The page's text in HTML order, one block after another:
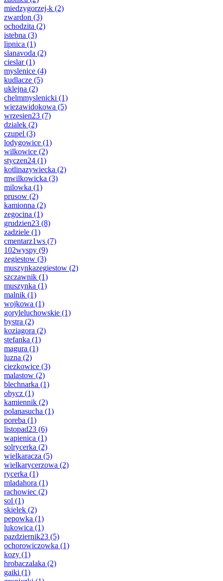
miedzygorzej-k (2)
zwardon (3)
ochodzita (2)
istebna (3)
lipnica (1)
slanavoda (2)
cieslar(1)
myslenice (4)
kudlacze (5)
uklejna (2)
chelmmyslenicki (1)
wiezawidokowa (5)
wrzesien23 (7)
dzialek (2)
czupel (3)
lodygowice (1)
wilkowice (2)
styczen24 (1)
kotlinazywiecka (2)
mwilkowicka (3)
milowka (1)
prusow (2)
kamionna (2)
zegocina (1)
grudzien23 (8)
zadziele (1)
cmentarz1ws (7)
102wyspy (9)
zegiestow (3)
muszynkazegiestow (2)
szczawnik (1)
muszynka (1)
malnik (1)
wojkowa (1)
goryleluchowskie (1)
bystra (2)
koziagora (2)
stefanka (1)
magura (1)
luzna (2)
ciezkowice (3)
malastow (2)
blechnarka (1)
obycz (1)
kamiennik (2)
polanasucha (1)
poreba (1)
listopad23 (6)
wapienica (1)
solrycerka (2)
wielkaracza (5)
wielkarycerzowa (2)
rycerka (1)
mladahora (1)
rachowiec (2)
sol (1)
skielek (2)
pepowka (1)
lukowica (1)
pazdziernik23 (5)
ochorowiczowka (1)
kozy (1)
hrobaczalaka (2)
gaiki (1)